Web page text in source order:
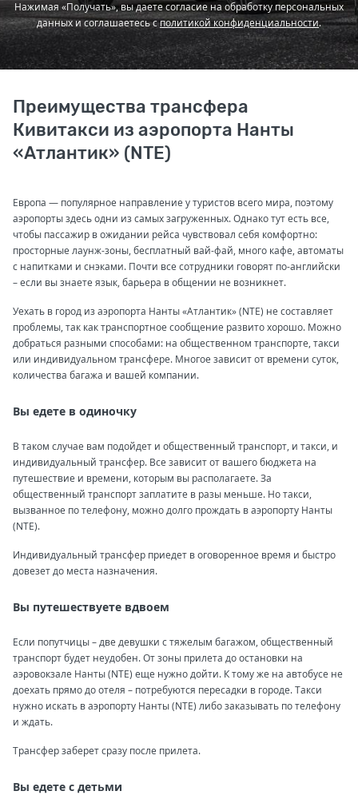
Нажимая «Получать», вы даете согласие на обработку персональных
данных и соглашаетесь сполитикой конфиденциальности.
Преимущества трансфера
Кивитакси из аэропорта Нанты
«Атлантик» (NTE)
Европа — популярное направление у туристов всего мира, поэтому
аэропорты здесь одни из самых загруженных. Однако тут есть все,
чтобы пассажир в ожидании рейса чувствовал себя комфортно:
просторные лаунж-зоны, бесплатный вай-фай, много кафе, автоматы
с напитками и снэками. Почти все сотрудники говорят по-английски
– если вы знаете язык, барьера в общении не возникнет.
Уехать в город из аэропорта Нанты «Атлантик» (NTE) не составляет
проблемы, так как транспортное сообщение развито хорошо. Можно
добраться разными способами: на общественном транспорте, такси
или индивидуальном трансфере. Многое зависит от времени суток,
количества багажа и вашей компании.
Вы едете в одиночку
В таком случае вам подойдет и общественный транспорт, и такси, и
индивидуальный трансфер. Все зависит от вашего бюджета на
путешествие и времени, которым вы располагаете. За
общественный транспорт заплатите в разы меньше. Но такси,
вызванное по телефону, можно долго прождать в аэропорту Нанты
(NTE).
Индивидуальный трансфер приедет в оговоренное время и быстро
довезет до места назначения.
Вы путешествуете вдвоем
Если попутчицы – две девушки с тяжелым багажом, общественный
транспорт будет неудобен. От зоны прилета до остановки на
аэровокзале Нанты (NTE) еще нужно дойти. К тому же на автобусе не
доехать прямо до отеля – потребуются пересадки в городе. Такси
нужно искать в аэропорту Нанты (NTE) либо заказывать по телефону
и ждать.
Трансфер заберет сразу после прилета.
Вы едете с детьми